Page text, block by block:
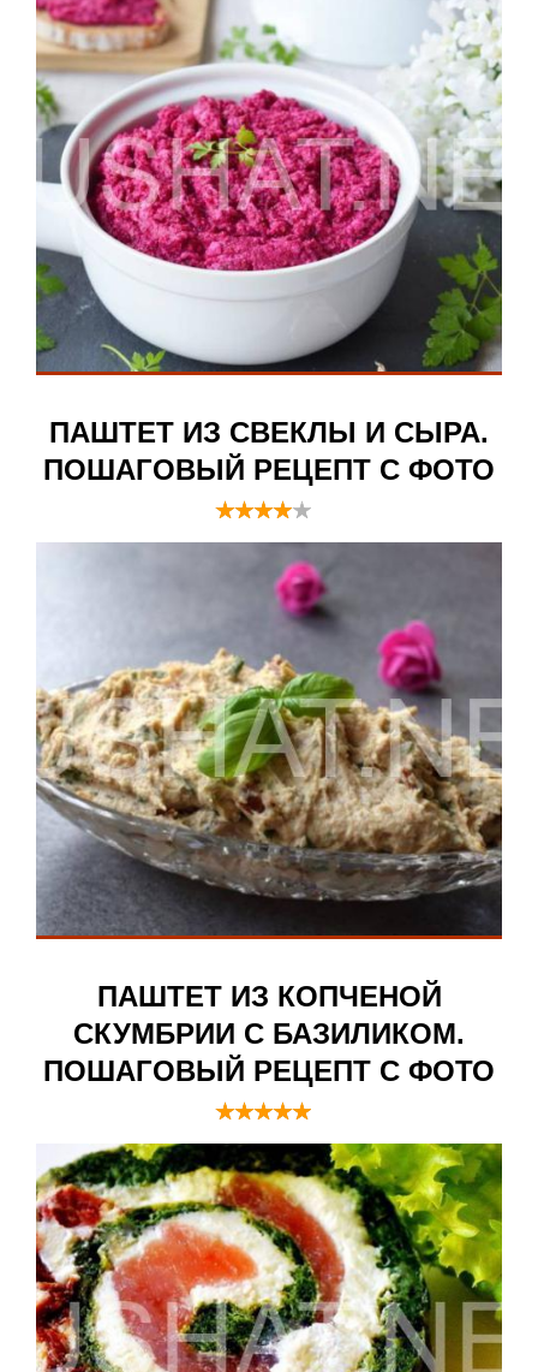
ПАШТЕТ ИЗ СВЕКЛЫ И СЫРА.
ПОШАГОВЫЙ РЕЦЕПТ С ФОТО
ПАШТЕТ ИЗ КОПЧЕНОЙ
СКУМБРИИ С БАЗИЛИКОМ.
ПОШАГОВЫЙ РЕЦЕПТ С ФОТО